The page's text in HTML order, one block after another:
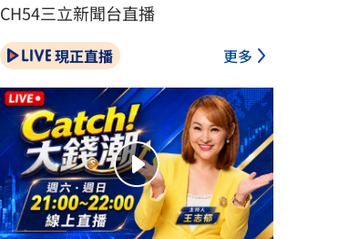
CH54三立新聞台直播
現正直播 更多